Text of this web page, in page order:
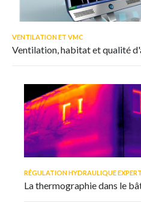
VENTILATION ET VMC
Ventilation, habitat et qualité
RÉGULATION HYDRAULIQUE
La thermographie dans le